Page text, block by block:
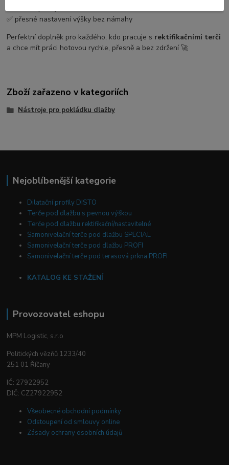
✅ přesné nastavení výšky bez námahy
Perfektní doplněk pro každého, kdo pracuje s rektifikačními terči
a chce mít práci hotovou rychle, přesně a bez zdržení 🚀
Zboží zařazeno v kategoriích
Nástroje pro pokládku dlažby
Nejoblíbenější kategorie
Dilatační profily DISTO
Terče pod dlažbu s pevnou výškou
Terče pod dlažbu rektifikační/nastavitelné
Samonivelační terče pod dlažbu SPECIAL
Samonivelační terče pod dlažbu PROFI
Samonivelační terče pod terasová prkna PROFI
KATALOG KE STAŽENÍ
Provozovatel eshopu
MPM Logistic, s.r.o
Politických vězňů 1233/40
251 01 Říčany
IČ: 27922952
DIČ: CZ27922952
Všeobecné obchodní podmínky
Odstoupení od smlouvy online
Zásady ochrany osobních údajů